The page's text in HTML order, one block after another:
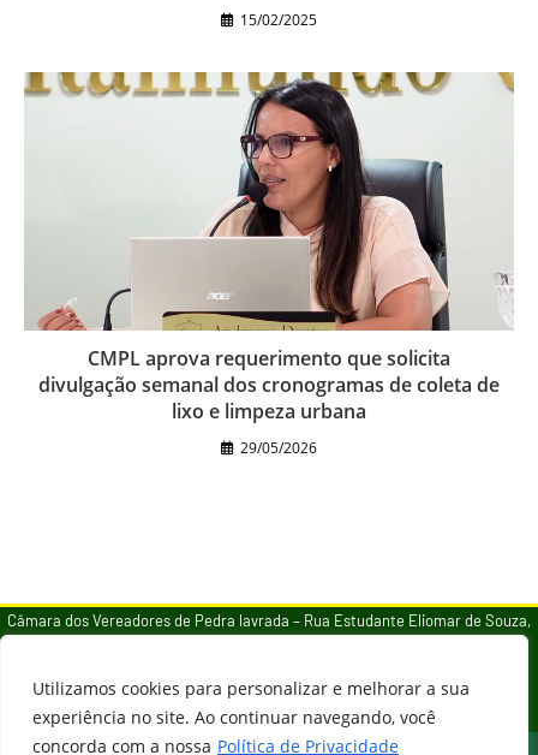
Utilizamos cookies para personalizar e melhorar a sua
experiência no site. Ao continuar navegando, você
concorda com a nossa Política de Privacidade
15/02/2025
CMPL aprova requerimento que solicita
divulgação semanal dos cronogramas de coleta de
lixo e limpeza urbana
29/05/2026
Câmara dos Vereadores de Pedra lavrada – Rua Estudante Eliomar de Souza,
Disque-Câmara de Pedra Lavrada: 3375 – 4460, das 8h às 12h
Atendimento presencial: das 8h às 12h